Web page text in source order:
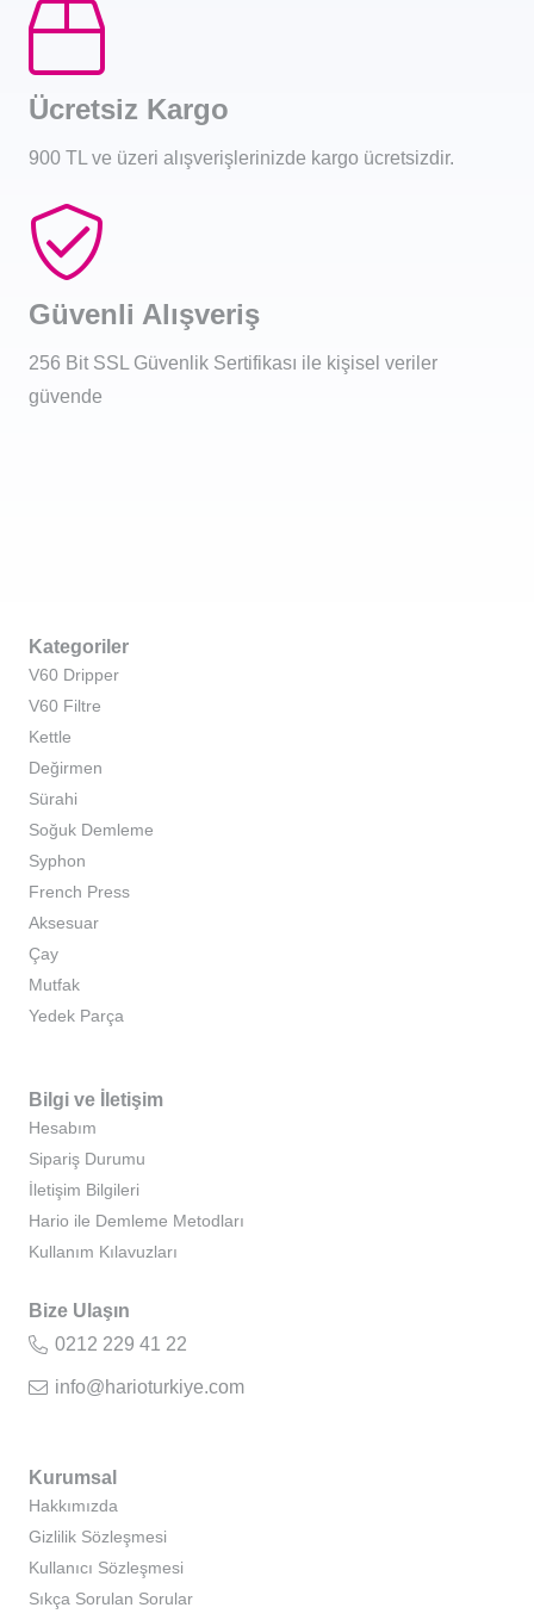
Ücretsiz Kargo
900 TL ve üzeri alışverişlerinizde kargo ücretsizdir.
Güvenli Alışveriş
256 Bit SSL Güvenlik Sertifikası ile kişisel veriler
güvende
Kategoriler
V60 Dripper
V60 Filtre
Kettle
Değirmen
Sürahi
Soğuk Demleme
Syphon
French Press
Aksesuar
Çay
Mutfak
Yedek Parça
Bilgi ve İletişim
Hesabım
Sipariş Durumu
İletişim Bilgileri
Hario ile Demleme Metodları
Kullanım Kılavuzları
Bize Ulaşın
0212 229 41 22
info@harioturkiye.com
Kurumsal
Hakkımızda
Gizlilik Sözleşmesi
Kullanıcı Sözleşmesi
Sıkça Sorulan Sorular